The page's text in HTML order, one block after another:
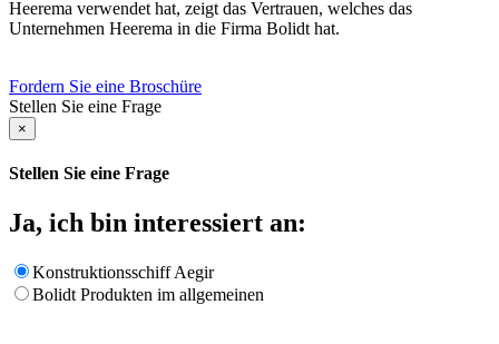
Heerema verwendet hat, zeigt das Vertrauen, welches das
Unternehmen Heerema in die Firma Bolidt hat.
Fordern Sie eine Broschüre
Stellen Sie eine Frage
×
Stellen Sie eine Frage
Ja, ich bin interessiert an:
Konstruktionsschiff Aegir
Bolidt Produkten im allgemeinen